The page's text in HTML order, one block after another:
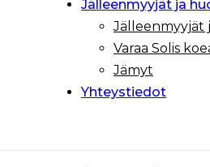
Jälleenmyyjät ja
Jälleenmyyjät
Varaa Solis
Jämyt
Yhteystiedot